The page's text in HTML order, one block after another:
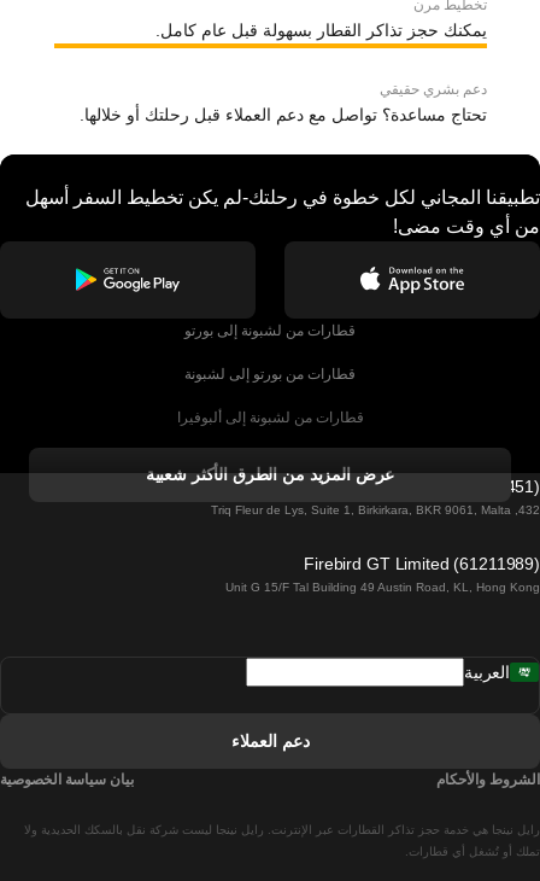
تخطيط مرن
يمكنك حجز تذاكر القطار بسهولة قبل عام كامل.
دعم بشري حقيقي
تحتاج مساعدة؟ تواصل مع دعم العملاء قبل رحلتك أو خلالها.
تطبيقنا المجاني لكل خطوة في رحلتك-لم يكن تخطيط السفر أسهل
من أي وقت مضى!
قطارات من لشبونة إلى بورتو
قطارات من بورتو إلى لشبونة
قطارات من لشبونة إلى ألبوفيرا
قطارات من ألبوفيرا إلى لشبونة
قطارات من لشبونة إلى لاغوس
قطارات من لشبونة إلى مدريد
عرض المزيد من الطرق الأكثر شعبية
Firebird GT Limited (OC 1451)
432, Triq Fleur de Lys, Suite 1, Birkirkara, BKR 9061, Malta
Firebird GT Limited (61211989)
Unit G 15/F Tal Building 49 Austin Road, KL, Hong Kong
رايل نينجا هي خدمة حجز تذاكر القطارات عبر الإنترنت. رايل نينجا ليست شركة نقل بالسكك الحديدية ولا
تملك أو تُشغل أي قطارات.
العربية
دعم العملاء
الشروط والأحكام بيان سياسة الخصوصية